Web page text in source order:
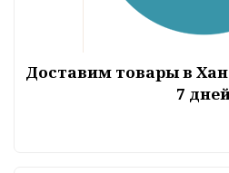
Доставим товары в
7